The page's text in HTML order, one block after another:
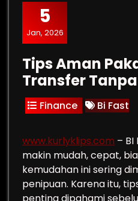
5
Jan, 2026
Tips Aman
Transfer
Finance Bi Fast
www.kurlyklips.com –
makin mudah, cepat,
kemudahan ini sering
penipuan. Karena itu,